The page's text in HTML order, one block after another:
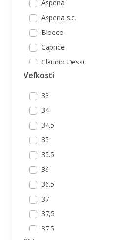
Aspena
Aspena s.c.
Bioeco
Caprice
Claudio Dessi
EVA - K
EVA-A
EVA-K
EVA-M
EVA-P
EVA-Š
Eva
Hispanitas
Jenny by ARA
Lanqier
Laura Vita
Veľkosti
33
34
34.5
35
35.5
36
36.5
37
37,5
37.5